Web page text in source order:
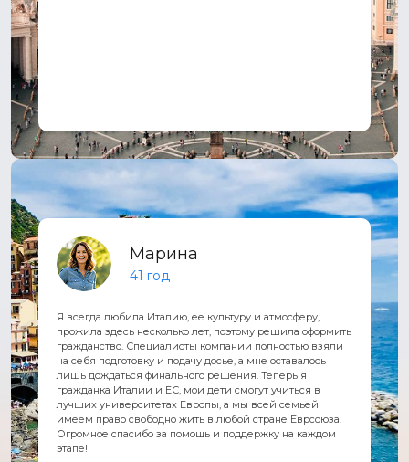
Марина
41 год
Я всегда любила Италию, ее культуру и атмосферу,
прожила здесь несколько лет, поэтому решила оформить
гражданство. Специалисты компании полностью взяли
на себя подготовку и подачу досье, а мне оставалось
лишь дождаться финального решения. Теперь я
гражданка Италии и ЕС, мои дети смогут учиться в
лучших университетах Европы, а мы всей семьей
имеем право свободно жить в любой стране Еврсоюза.
Огромное спасибо за помощь и поддержку на каждом
этапе!